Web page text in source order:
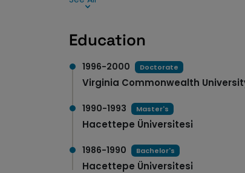
Education
1996-2000 Doctorate
Virginia Commonwealth
1990-1993 Master's
Hacettepe Üni̇versi̇tesi̇
1986-1990 Bachelor's
Hacettepe Üni̇versi̇tesi̇